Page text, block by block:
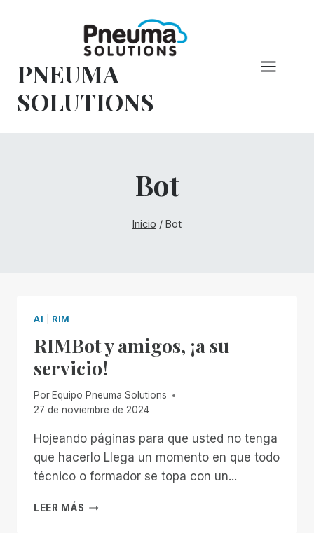
PNEUMA
SOLUTIONS
Bot
Inicio / Bot
AI RIM
RIMBot y amigos, ¡a su
servicio!
Por Equipo Pneuma Solutions
27 de noviembre de 2024
Hojeando páginas para que usted no tenga
que hacerlo Llega un momento en que todo
técnico o formador se topa con un...
LEER MÁS RIMBOT